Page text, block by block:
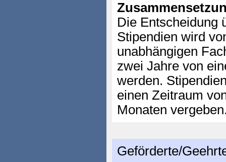
Die Entscheidung
Stipendien wird
unabhängigen
zwei Jahre von
werden.
einen Zeitraum
Monaten
Geförderte/